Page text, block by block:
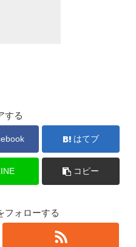
する
はてブ
コピー
フォローする